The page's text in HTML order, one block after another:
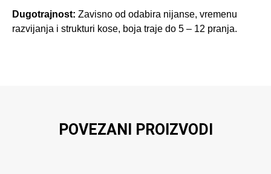
Dugotrajnost: Zavisno od odabira nijanse, vremenu
razvijanja i strukturi kose, boja traje do 5 – 12 pranja.
POVEZANI PROIZVODI